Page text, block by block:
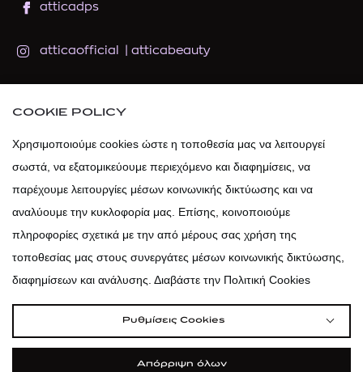
atticadps
atticaofficial atticabeauty
atticadps
Πολιτική Cookies | Κώδικας Δεοντολογίας
COOKIE POLICY
Χρησιμοποιούμε cookies ώστε η τοποθεσία μας να λειτουργεί
σωστά, να εξατομικεύουμε περιεχόμενο και διαφημίσεις, να
παρέχουμε λειτουργίες μέσων κοινωνικής δικτύωσης και να
αναλύουμε την κυκλοφορία μας. Επίσης, κοινοποιούμε
πληροφορίες σχετικά με την από μέρους σας χρήση της
τοποθεσίας μας στους συνεργάτες μέσων κοινωνικής δικτύωσης,
διαφημίσεων και ανάλυσης. Διαβάστε την Πολιτική Cookies
Ρυθμίσεις Cookies
Απόρριψη όλων